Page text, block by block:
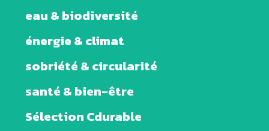
eau & biodiversité
énergie & climat
sobriété & circularité
santé & bien-être
Sélection Cdurable